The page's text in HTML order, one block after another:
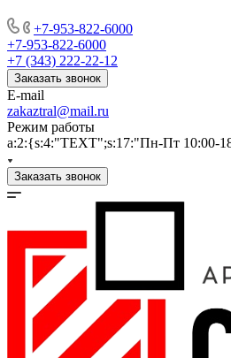
+7-953-822-6000
+7-953-822-6000
+7 (343) 222-22-12
Заказать звонок
E-mail
zakaztral@mail.ru
Режим работы
a:2:{s:4:"TEXT";s:17:"Пн-Пт 10:00-
Заказать звонок